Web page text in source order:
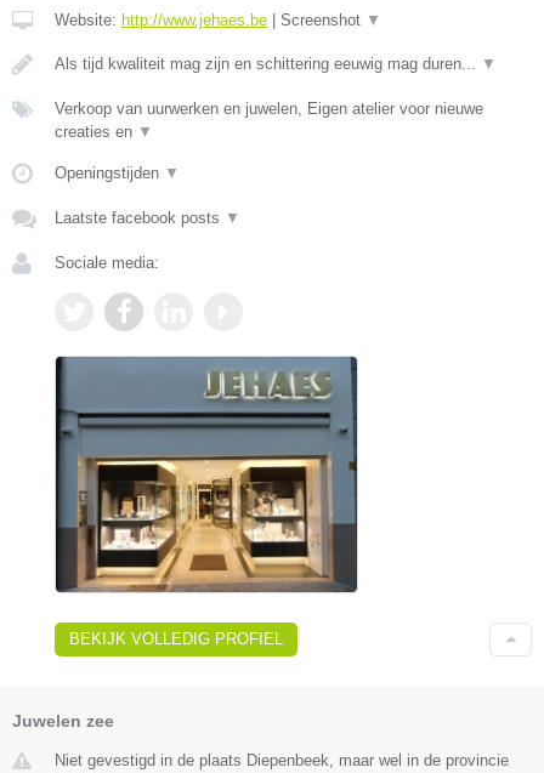
Website: http://www.jehaes.be Screenshot ▼
Als tijd kwaliteit mag zijn en schittering eeuwig mag duren... ▼
Verkoop van uurwerken en juwelen, Eigen atelier voor nieuwe
creaties en ▼
Openingstijden ▼
Laatste facebook posts ▼
Sociale media:
BEKIJK VOLLEDIG PROFIEL
Juwelen zee
Niet gevestigd in de plaats Diepenbeek, maar wel in de provincie